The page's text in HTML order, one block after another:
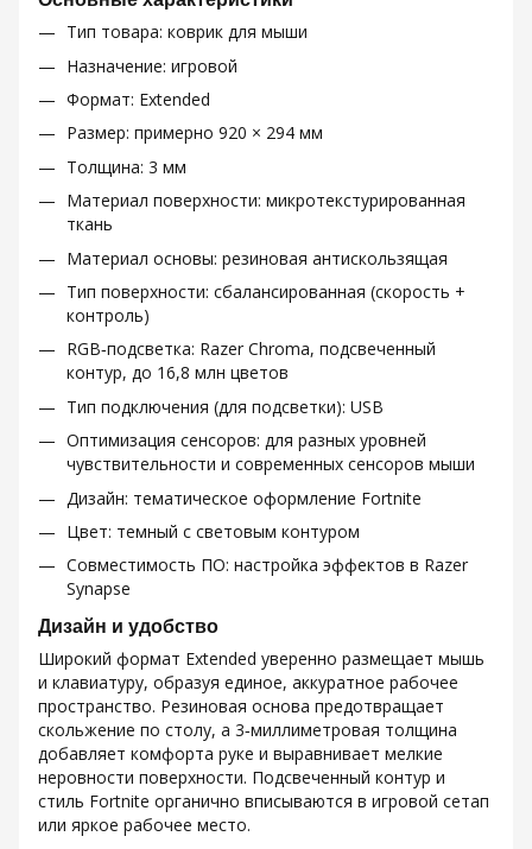
Тип товара: коврик для мыши
Назначение: игровой
Формат: Extended
Размер: примерно 920 × 294 мм
Толщина: 3 мм
Материал поверхности: микротекстурированная
ткань
Материал основы: резиновая антискользящая
Тип поверхности: сбалансированная (скорость +
контроль)
RGB‑подсветка: Razer Chroma, подсвеченный
контур, до 16,8 млн цветов
Тип подключения (для подсветки): USB
Оптимизация сенсоров: для разных уровней
чувствительности и современных сенсоров мыши
Дизайн: тематическое оформление Fortnite
Цвет: темный с световым контуром
Совместимость ПО: настройка эффектов в Razer
Synapse
Дизайн и удобство
Широкий формат Extended уверенно размещает мышь
и клавиатуру, образуя единое, аккуратное рабочее
пространство. Резиновая основа предотвращает
скольжение по столу, а 3‑миллиметровая толщина
добавляет комфорта руке и выравнивает мелкие
неровности поверхности. Подсвеченный контур и
стиль Fortnite органично вписываются в игровой сетап
или яркое рабочее место.